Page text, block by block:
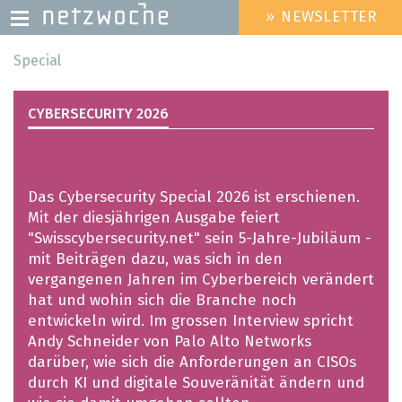
Direkt
Inhalt
HEADER
MENU
» NEWSLETTER
Special
CYBERSECURITY 2026
Das Cybersecurity Special 2026 ist erschienen.
Mit der diesjährigen Ausgabe feiert
"Swisscybersecurity.net" sein 5-Jahre-Jubiläum -
mit Beiträgen dazu, was sich in den
vergangenen Jahren im Cyberbereich verändert
hat und wohin sich die Branche noch
entwickeln wird. Im grossen Interview spricht
Andy Schneider von Palo Alto Networks
darüber, wie sich die Anforderungen an CISOs
durch KI und digitale Souveränität ändern und